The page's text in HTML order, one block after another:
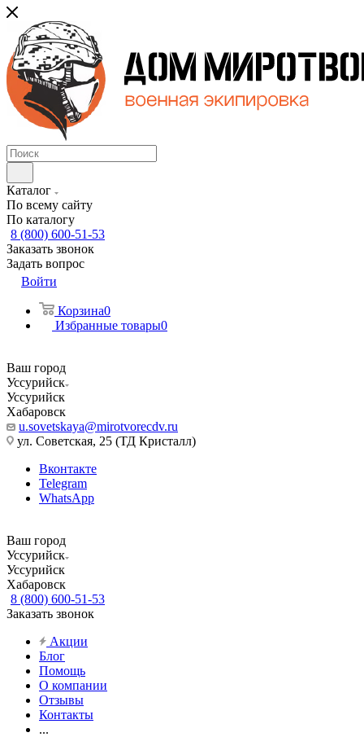
Каталог
По всему сайту
По каталогу
8 (800) 600-51-53
Заказать звонок
Задать вопрос
Войти
Корзина0
Избранные товары0
Ваш город
Уссурийск
Уссурийск
Хабаровск
u.sovetskaya@mirotvorecdv.ru
ул. Советская, 25 (ТД Кристалл)
Вконтакте
Telegram
WhatsApp
Ваш город
Уссурийск
Уссурийск
Хабаровск
8 (800) 600-51-53
Заказать звонок
Акции
Блог
Помощь
О компании
Отзывы
Контакты
...